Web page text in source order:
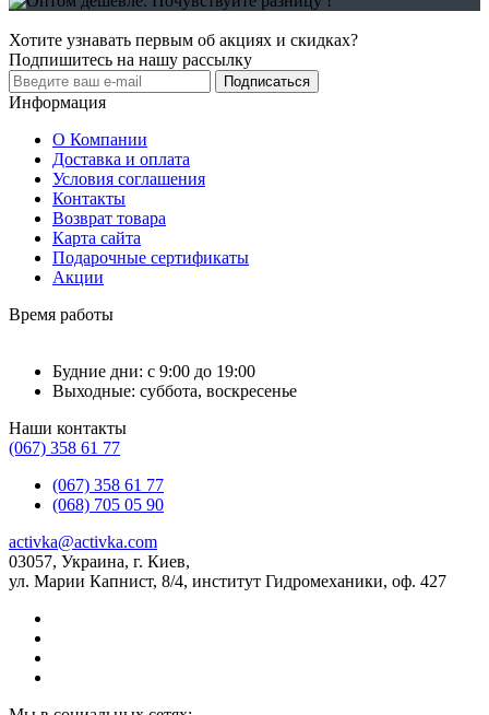
Хотите узнавать первым об акциях и скидках?
Подпишитесь на нашу рассылку
Подписаться
Информация
О Компании
Доставка и оплата
Условия соглашения
Контакты
Возврат товара
Карта сайта
Подарочные сертификаты
Акции
Время работы
Будние дни: с 9:00 до 19:00
Выходные: суббота, воскресенье
Наши контакты
(067) 358 61 77
(067) 358 61 77
(068) 705 05 90
activka@activka.com
03057, Украина, г. Киев,
ул. Марии Капнист, 8/4, институт Гидромеханики, оф. 427